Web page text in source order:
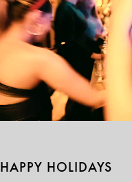
HAPPY HOLIDAYS